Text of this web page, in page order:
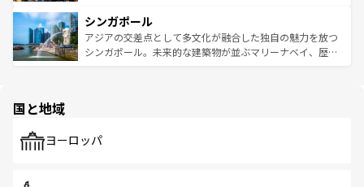
参照してほしい。
激する。気候は一年中温暖で、どの季節にも異なる楽しみ
が待っている。親しみやすいタイの人々、仏教を中心とし
た文化、そして多様な観光資源が、訪れる旅人を魅了し続
み、どこを訪れても感動するはず。観光スポットが密集し
ており、効率よく見どころを回れるのも魅力。息をのむよ
うな絶景から文化的な体験まで、香港を存分に楽しみ尽く
シンガポール
アジアの交差点として多文化が融合した独自の魅力を放つ
シンガポール。未来的な建築物が並ぶマリーナベイ、歴史
で、ホーカーズは地元の風情を楽しめる外せないスポット
国と地域
ヨーロッパ